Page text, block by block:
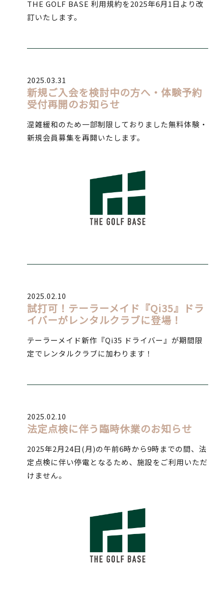
THE GOLF BASE 利用規約を2025年6月1日より改
訂いたします。
2025.03.31
新規ご入会を検討中の方へ・体験予約
受付再開のお知らせ
混雑緩和のため一部制限しておりました無料体験・
新規会員募集を再開いたします。
2025.02.10
試打可！テーラーメイド『Qi35』ドラ
イバーがレンタルクラブに登場！
テーラーメイド新作『Qi35 ドライバー』が期間限
定でレンタルクラブに加わります！
2025.02.10
法定点検に伴う臨時休業のお知らせ
2025年2月24日(月)の午前6時から9時までの間、法
定点検に伴い停電となるため、施設をご利用いただ
けません。